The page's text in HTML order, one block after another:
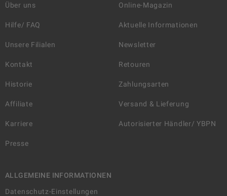
Über uns
Hilfe/ FAQ
Unsere Filialen
Kontakt
Historie
Affiliate
Karriere
Presse
Online-Magazin
Aktuelle Informationen
Newsletter
Retouren
Zahlungsarten
Versand & Lieferung
Autorisierter Händler/ YBPN
ALLGEMEINE INFORMATIONEN
Datenschutz-Einstellungen